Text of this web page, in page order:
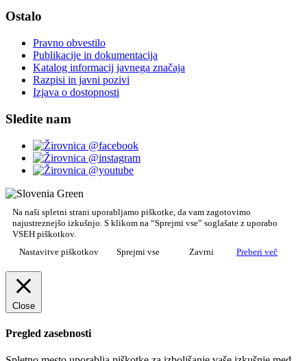
Ostalo
Pravno obvestilo
Publikacije in dokumentacija
Katalog informacij javnega značaja
Razpisi in javni pozivi
Izjava o dostopnosti
Sledite nam
Na naši spletni strani uporabljamo piškotke, da vam zagotovimo
najustreznejšo izkušnjo. S klikom na “Sprejmi vse” soglašate z uporabo
VSEH piškotkov.
Nastavitve piškotkov
Sprejmi vse Zavrni Preberi več
Close
Pregled zasebnosti